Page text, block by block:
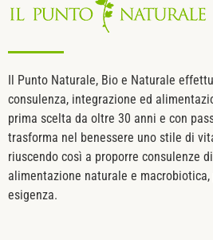
Il Punto Naturale, Bio e Naturale
consulenza, integrazione ed
prima scelta da oltre 30 anni e con
trasforma nel benessere uno stile di
riuscendo così a proporre consulenze di
alimentazione naturale e macrobiotica,
esigenza.